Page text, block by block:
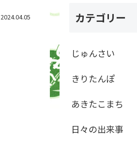
2024.04.05 カテゴリー
じゅんさい
きりたんぽ
あきたこまち
日々の出来事